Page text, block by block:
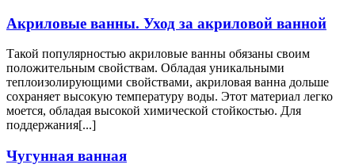
Акриловые ванны. Уход за акриловой ванной
Такой популярностью акриловые ванны обязаны своим
положительным свойствам. Обладая уникальными
теплоизолирующими свойствами, акриловая ванна дольше
сохраняет высокую температуру воды. Этот материал легко
моется, обладая высокой химической стойкостью. Для
поддержания[...]
Чугунная ванная